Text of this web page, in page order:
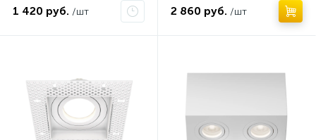
1 420 руб. /шт 2 860 руб. /шт